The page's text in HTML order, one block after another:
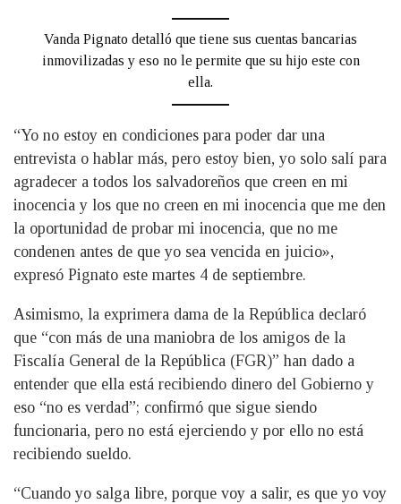
Vanda Pignato detalló que tiene sus cuentas bancarias
inmovilizadas y eso no le permite que su hijo este con
ella.
“Yo no estoy en condiciones para poder dar una
entrevista o hablar más, pero estoy bien, yo solo salí para
agradecer a todos los salvadoreños que creen en mi
inocencia y los que no creen en mi inocencia que me den
la oportunidad de probar mi inocencia, que no me
condenen antes de que yo sea vencida en juicio»,
expresó Pignato este martes 4 de septiembre.
Asimismo, la exprimera dama de la República declaró
que “con más de una maniobra de los amigos de la
Fiscalía General de la República (FGR)” han dado a
entender que ella está recibiendo dinero del Gobierno y
eso “no es verdad”; confirmó que sigue siendo
funcionaria, pero no está ejerciendo y por ello no está
recibiendo sueldo.
“Cuando yo salga libre, porque voy a salir, es que yo voy